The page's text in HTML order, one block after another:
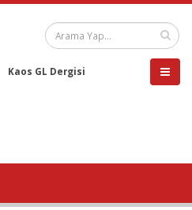
Kaos GL Dergisi